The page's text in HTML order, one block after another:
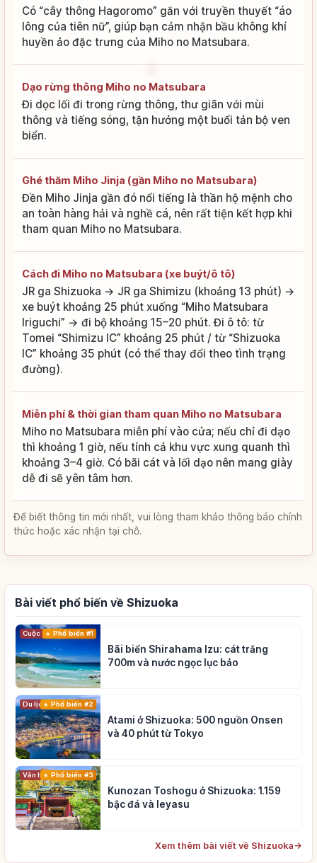
Có “cây thông Hagoromo” gắn với truyền thuyết “áo
lông của tiên nữ”, giúp bạn cảm nhận bầu không khí
huyền ảo đặc trưng của Miho no Matsubara.
Dạo rừng thông Miho no Matsubara
Đi dọc lối đi trong rừng thông, thư giãn với mùi
thông và tiếng sóng, tận hưởng một buổi tản bộ ven
biển.
Ghé thăm Miho Jinja (gần Miho no Matsubara)
Đền Miho Jinja gần đó nổi tiếng là thần hộ mệnh cho
an toàn hàng hải và nghề cá, nên rất tiện kết hợp khi
tham quan Miho no Matsubara.
Cách đi Miho no Matsubara (xe buýt/ô tô)
JR ga Shizuoka → JR ga Shimizu (khoảng 13 phút) →
xe buýt khoảng 25 phút xuống “Miho Matsubara
Iriguchi” → đi bộ khoảng 15–20 phút. Đi ô tô: từ
Tomei “Shimizu IC” khoảng 25 phút / từ “Shizuoka
IC” khoảng 35 phút (có thể thay đổi theo tình trạng
đường).
Miễn phí & thời gian tham quan Miho no Matsubara
Miho no Matsubara miễn phí vào cửa; nếu chỉ đi dạo
thì khoảng 1 giờ, nếu tính cả khu vực xung quanh thì
khoảng 3–4 giờ. Có bãi cát và lối dạo nên mang giày
dễ đi sẽ yên tâm hơn.
Để biết thông tin mới nhất, vui lòng tham khảo thông báo chính
thức hoặc xác nhận tại chỗ.
Bài viết phổ biến về Shizuoka
Cuộc sốngPhổ biến #1
Bãi biển Shirahama Izu: cát trắng
700m và nước ngọc lục bảo
Du lịch Phổ biến #2
Atami ở Shizuoka: 500 nguồn Onsen
và 40 phút từ Tokyo
Văn hóa truyền thống
Phổ biến #3
Kunozan Toshogu ở Shizuoka: 1.159
bậc đá và Ieyasu
Xem thêm bài viết về Shizuoka→